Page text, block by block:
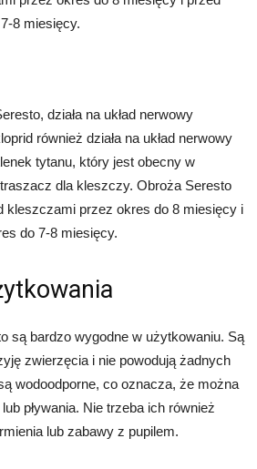
8 miesięcy.
działa na układ nerwowy
również działa na układ nerwowy
tytanu, który jest obecny w
dla kleszczy. Obroża Seresto
kleszczami przez okres do 8 miesięcy i
do 7-8 miesięcy.
są bardzo wygodne w użytkowaniu. Są
zwierzęcia i nie powodują żadnych
wodoodporne, co oznacza, że można
pływania. Nie trzeba ich również
lub zabawy z pupilem.